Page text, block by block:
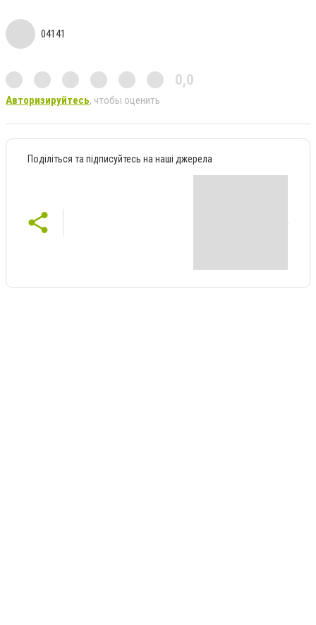
04141
0,0
Авторизируйтесь, чтобы оценить
Поділіться та підписуйтесь на наші джерела